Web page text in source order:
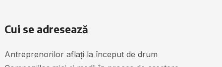
Cui se adresează
Antreprenorilor aflați la început de drum